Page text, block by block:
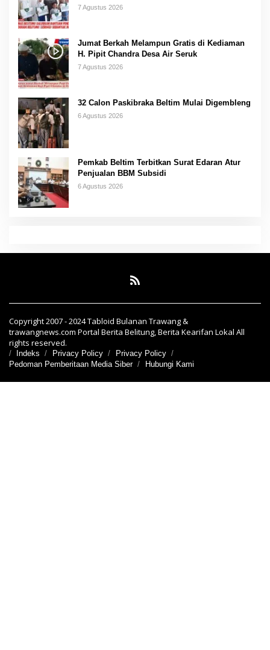
7 Agustus 2026
Jumat Berkah Melampun Gratis di Kediaman
H. Pipit Chandra Desa Air Seruk
7 Agustus 2026
32 Calon Paskibraka Beltim Mulai Digembleng
6 Agustus 2026
Pemkab Beltim Terbitkan Surat Edaran Atur
Penjualan BBM Subsidi
6 Agustus 2026
Copyright 2007 - 2024 Tabloid Bulanan Trawang &
trawangnews.com Portal Berita Belitung, Berita Kearifan Lokal All
rights reserved.
Indeks Privacy Policy
Privacy Policy
Pedoman Pemberitaan Media Siber
Hubungi Kami